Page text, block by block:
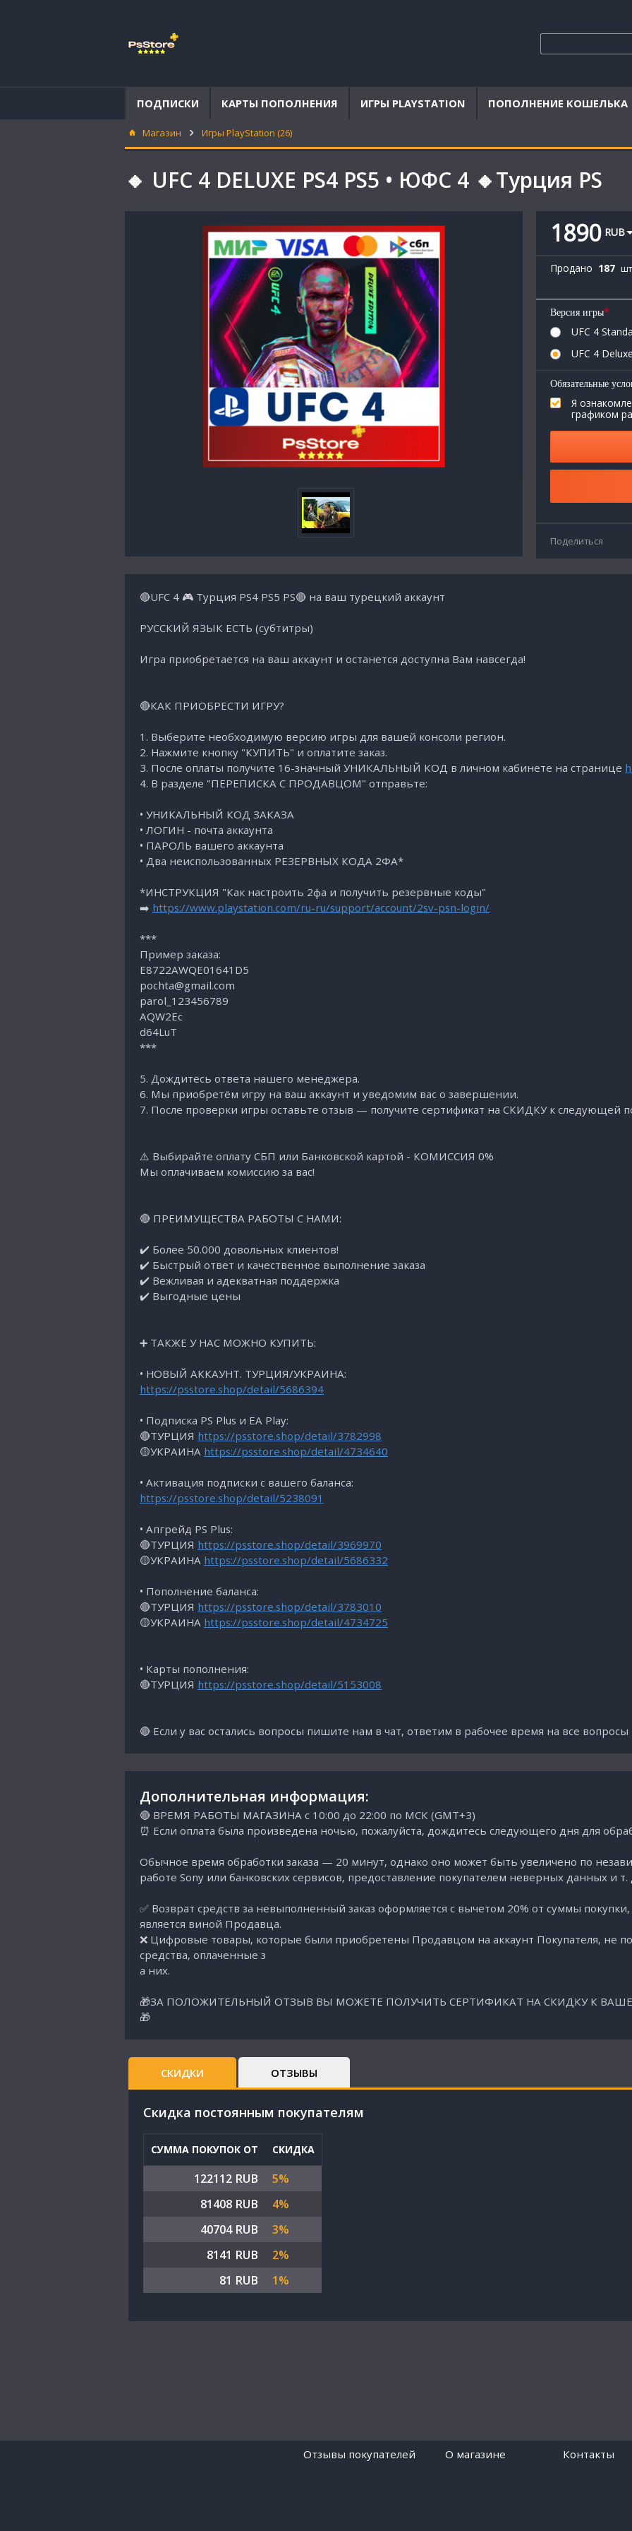
ПОДПИСКИ КАРТЫ ПОПОЛНЕНИЯ ИГРЫ PLAYSTATION ПОПОЛНЕНИЕ КОШЕЛЬКА
Магазин Игры PlayStation (26)
🔸 UFC 4 DELUXE PS4 PS5 • ЮФС 4 🔸Турция PS
1890 RUB
Продано 187
Версия игры*
UFC 4
UFC 4
Обязательные
Я
графиком
Поделиться
🔴UFC 4 🎮 Турция PS4 PS5 PS🔴 на ваш турецкий аккаунт
РУССКИЙ ЯЗЫК ЕСТЬ (субтитры)
Игра приобретается на ваш аккаунт и останется доступна Вам навсегда!
🔴КАК ПРИОБРЕСТИ ИГРУ?
1. Выберите необходимую версию игры для вашей консоли регион.
2. Нажмите кнопку "КУПИТЬ" и оплатите заказ.
3. После оплаты получите 16-значный УНИКАЛЬНЫЙ КОД в личном кабинете на странице
4. В разделе "ПЕРЕПИСКА С ПРОДАВЦОМ" отправьте:
• УНИКАЛЬНЫЙ КОД ЗАКАЗА
• ЛОГИН - почта аккаунта
• ПАРОЛЬ вашего аккаунта
• Два неиспользованных РЕЗЕРВНЫХ КОДА 2ФА*
*ИНСТРУКЦИЯ "Как настроить 2фа и получить резервные коды"
➡️ https://www.playstation.com/ru-ru/support/account/2sv-psn-login/
***
Пример заказа:
E8722AWQE01641D5
pochta@gmail.com
parol_123456789
AQW2Eс
d64LuT
***
5. Дождитесь ответа нашего менеджера.
6. Мы приобретём игру на ваш аккаунт и уведомим вас о завершении.
7. После проверки игры оставьте отзыв — получите сертификат на СКИДКУ к следующей
⚠️ Выбирайте оплату СБП или Банковской картой - КОМИССИЯ 0%
Мы оплачиваем комиссию за вас!
🔴 ПРЕИМУЩЕСТВА РАБОТЫ С НАМИ:
✔️ Более 50.000 довольных клиентов!
✔️ Быстрый ответ и качественное выполнение заказа
✔️ Вежливая и адекватная поддержка
✔️ Выгодные цены
➕ ТАКЖЕ У НАС МОЖНО КУПИТЬ:
• НОВЫЙ АККАУНТ. ТУРЦИЯ/УКРАИНА:
https://psstore.shop/detail/5686394
• Подписка PS Plus и EA Play:
🔴ТУРЦИЯ https://psstore.shop/detail/3782998
🟡УКРАИНА https://psstore.shop/detail/4734640
• Активация подписки с вашего баланса:
https://psstore.shop/detail/5238091
• Апгрейд PS Plus:
🔴ТУРЦИЯ https://psstore.shop/detail/3969970
🟡УКРАИНА https://psstore.shop/detail/5686332
• Пополнение баланса:
🔴ТУРЦИЯ https://psstore.shop/detail/3783010
🟡УКРАИНА https://psstore.shop/detail/4734725
• Карты пополнения:
🔴ТУРЦИЯ https://psstore.shop/detail/5153008
🔴 Если у вас остались вопросы пишите нам в чат, ответим в рабочее время на все
Дополнительная информация:
🔴 ВРЕМЯ РАБОТЫ МАГАЗИНА с 10:00 до 22:00 по МСК (GMT+3)
⏰ Если оплата была произведена ночью, пожалуйста, дождитесь следующего дня для
Обычное время обработки заказа — 20 минут, однако оно может быть увеличено по
работе Sony или банковских сервисов, предоставление покупателем неверных данных и т.
✅ Возврат средств за невыполненный заказ оформляется с вычетом 20% от суммы
является виной Продавца.
❌ Цифровые товары, которые были приобретены Продавцом на аккаунт Покупателя, не
средства, оплаченные з
а них.
🎁ЗА ПОЛОЖИТЕЛЬНЫЙ ОТЗЫВ ВЫ МОЖЕТЕ ПОЛУЧИТЬ СЕРТИФИКАТ НА СКИДКУ К
🎁
СКИДКИ ОТЗЫВЫ
Cкидка постоянным покупателям
СУММА ПОКУПОК ОТ СКИДКА
122112 RUB
5%
81408 RUB
4%
40704 RUB
3%
8141 RUB
2%
81 RUB
1%
Отзывы покупателей O магазине Контакты